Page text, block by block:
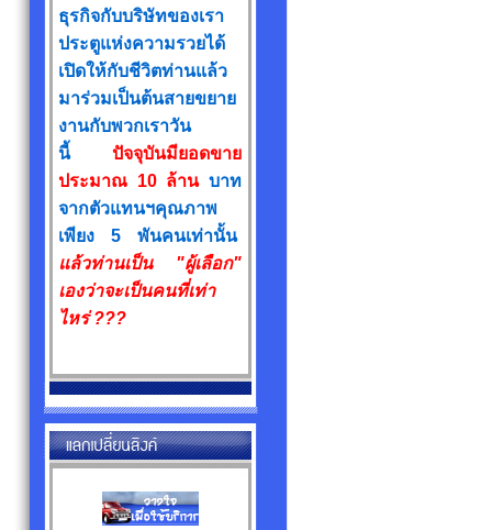
ธุรกิจกับบริษัทของเรา
ประตูแห่งความรวยได้
เปิดให้กับชีวิตท่านแล้ว
มาร่วมเป็นต้นสายขยาย
งานกับพวกเราวัน
นี้ ปัจจุบันมียอดขาย
ประมาณ 10 ล้าน บาท
จากตัวแทนฯคุณภาพ
เพียง 5 พันคนเท่านั้น
แล้วท่านเป็น "ผู้เลือก"
เองว่าจะเป็นคนที่เท่า
ไหร่ ???